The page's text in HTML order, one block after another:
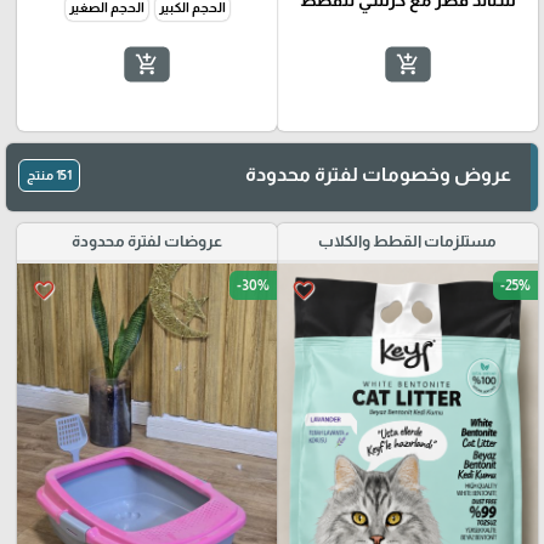
add_shopping_cart
الحجم الكبير الحجم الصغير
add_shopping_cart
عروض وخصومات لفترة محدودة 151 منتج
مستلزمات القطط والكلاب
favorite_border -25%
عروضات لفترة محدودة
favorite_border -30%